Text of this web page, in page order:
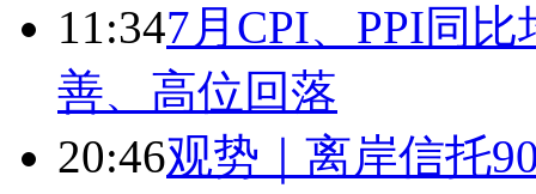
11:347月CPI、PPI同
善、高位回落
20:46观势｜离岸信托